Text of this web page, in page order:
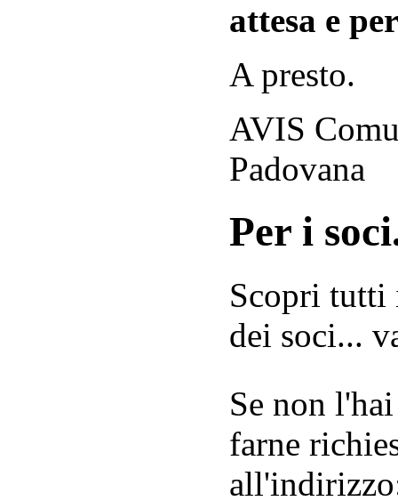
attesa e
A presto.
AVIS
Padovana
Per i
Scopri tutti
dei soci...
Se non
farne